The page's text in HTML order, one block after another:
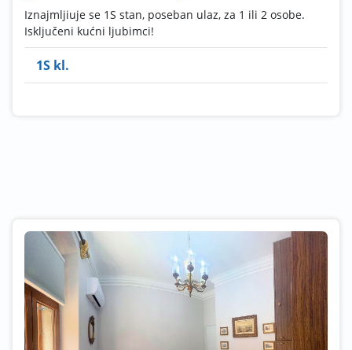
Iznajmljiuje se 1S stan, poseban ulaz, za 1 ili 2 osobe.
Isključeni kućni ljubimci!
1S kl.